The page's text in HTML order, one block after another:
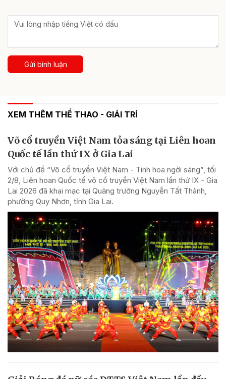
Gửi bình luận
XEM THÊM THỂ THAO - GIẢI TRÍ
Võ cổ truyền Việt Nam tỏa sáng tại Liên hoan
Quốc tế lần thứ IX ở Gia Lai
Với chủ đề “Võ cổ truyền Việt Nam - Tinh hoa ngời sáng”, tối
2/8, Liên hoan Quốc tế võ cổ truyền Việt Nam lần thứ IX - Gia
Lai 2026 đã khai mạc tại Quảng trường Nguyễn Tất Thành,
phường Quy Nhơn, tỉnh Gia Lai.